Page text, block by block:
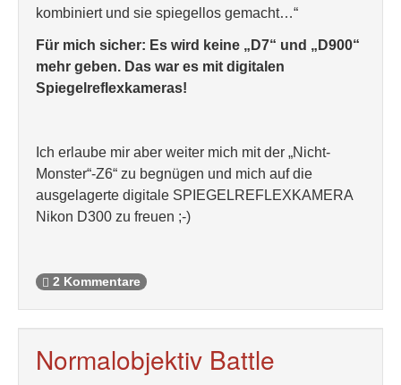
kombiniert und sie spiegellos gemacht…“
Für mich sicher: Es wird keine „D7“ und „D900“
mehr geben. Das war es mit digitalen
Spiegelreflexkameras!
Ich erlaube mir aber weiter mich mit der „Nicht-
Monster“-Z6“ zu begnügen und mich auf die
ausgelagerte digitale SPIEGELREFLEXKAMERA
Nikon D300 zu freuen ;-)
2 Kommentare
Normalobjektiv Battle